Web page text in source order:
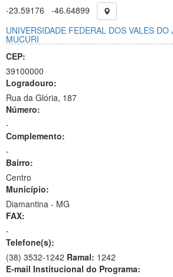
-23.59176
-46.64899
UNIVERSIDADE FEDERAL DOS VALES
MUCURI
CEP:
39100000
Logradouro:
Rua da Glória, 187
Número:
-
Complemento:
-
Bairro:
Centro
Município:
Diamantina - MG
FAX:
-
Telefone(s):
(38) 3532-1242 Ramal: 1242
E-mail Institucional do Programa: